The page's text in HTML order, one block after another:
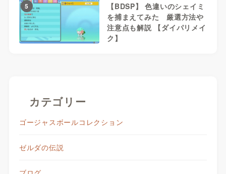
5
【BDSP】 色違いのシェイミ
を捕まえてみた 厳選方法や
注意点も解説 【ダイパリメイ
ク】
カテゴリー
ゴージャスボールコレクション
ゼルダの伝説